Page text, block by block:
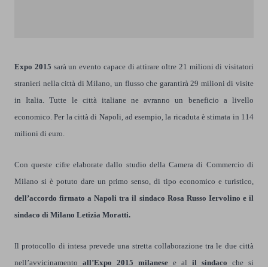
Expo 2015 sarà un evento capace di attirare oltre 21 milioni di visitatori
stranieri nella città di Milano, un flusso che garantirà 29 milioni di visite
in Italia. Tutte le città italiane ne avranno un beneficio a livello
economico. Per la città di Napoli, ad esempio, la ricaduta è stimata in 114
milioni di euro.
Con queste cifre elaborate dallo studio della Camera di Commercio di
Milano si è potuto dare un primo senso, di tipo economico e turistico,
dell’accordo firmato a Napoli tra il sindaco Rosa Russo Iervolino e il
sindaco di Milano Letizia Moratti.
Il protocollo di intesa prevede una stretta collaborazione tra le due città
nell’avvicinamento all’Expo 2015 milanese e al il sindaco che si